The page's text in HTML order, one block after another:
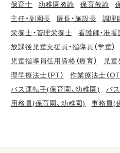
保育士 幼稚園教諭 保育教諭
主任・副園長
園長・施設長
調理
栄養士・管理栄養士
看護師・准看
放課後児童支援員・指導員（学童）
児童指導員任用資格（療育）
児
理学療法士（PT）
作業療法士（OT
バス運転手(保育園、幼稚園)
バ
用務員(保育園、幼稚園)
事務員(